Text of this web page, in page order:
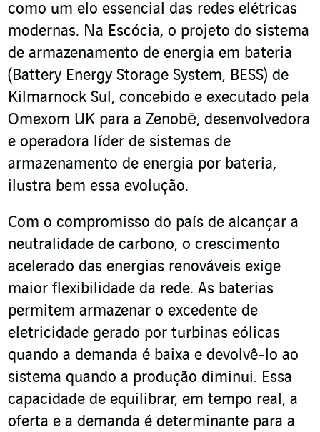
como um elo essencial das redes elétricas
modernas. Na Escócia, o projeto do sistema
de armazenamento de energia em bateria
(Battery Energy Storage System, BESS) de
Kilmarnock Sul, concebido e executado pela
Omexom UK para a Zenobē, desenvolvedora
e operadora líder de sistemas de
armazenamento de energia por bateria,
ilustra bem essa evolução.
Com o compromisso do país de alcançar a
neutralidade de carbono, o crescimento
acelerado das energias renováveis exige
maior flexibilidade da rede. As baterias
permitem armazenar o excedente de
eletricidade gerado por turbinas eólicas
quando a demanda é baixa e devolvê-lo ao
sistema quando a produção diminui. Essa
capacidade de equilibrar, em tempo real, a
oferta e a demanda é determinante para a